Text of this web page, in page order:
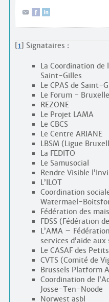
[1] Signataires :
La Coordination de
Saint-Gilles
Le CPAS de Saint-
Le Forum -
REZONE
Le Projet LAMA
Le CBCS
Le Centre ARIANE
LBSM (Ligue
La FEDITO
Le Samusocial
Rendre Visible
L’ILOT
Coordination
Watermael-
Fédération des
FDSS (Fédération
L’AMA –
services d’aide aux
Le CASAF des
CVTS (Comité de
Brussels Platform
Coordination de
Josse-Ten-Noode
Norwest asbl